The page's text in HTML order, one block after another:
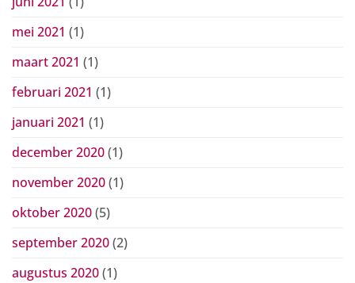
mei 2021 (1)
maart 2021 (1)
februari 2021 (1)
januari 2021 (1)
december 2020(1)
november 2020(1)
oktober 2020(5)
september 2020(2)
augustus 2020(1)